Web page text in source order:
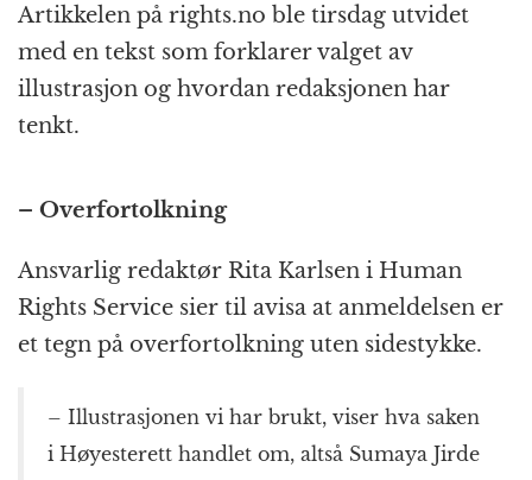
Artikkelen på rights.no ble tirsdag utvidet
med en tekst som forklarer valget av
illustrasjon og hvordan redaksjonen har
tenkt.
– Overfortolkning
Ansvarlig redaktør Rita Karlsen i Human
Rights Service sier til avisa at anmeldelsen er
et tegn på overfortolkning uten sidestykke.
– Illustrasjonen vi har brukt, viser hva saken
i Høyesterett handlet om, altså Sumaya Jirde